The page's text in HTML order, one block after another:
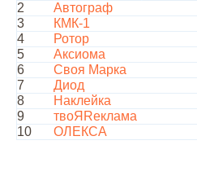
2
Автограф
3
КМК-1
4
Ротор
5
Аксиома
6
Своя Марка
7
Диод
8
Наклейка
9
твоЯRеклама
10
ОЛЕКСА